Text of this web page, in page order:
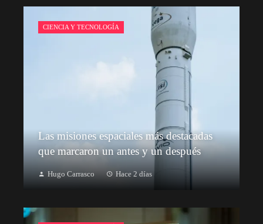
CIENCIA Y TECNOLOGÍA
Las misiones espaciales más destacadas
que marcaron un antes y un después
Hugo Carrasco Hace 2 días